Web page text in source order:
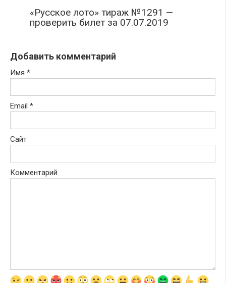
«Русское лото» тираж №1291 —
проверить билет за 07.07.2019
Добавить комментарий
Имя *
Email *
Сайт
Комментарий